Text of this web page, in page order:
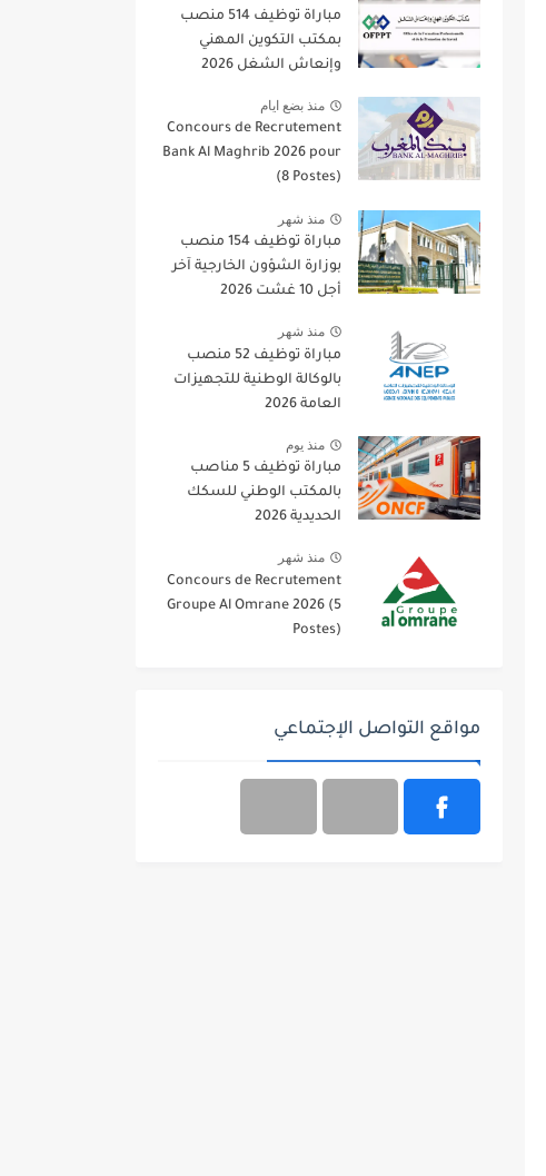
مباراة توظيف 514 منصب
بمكتب التكوين المهني
وإنعاش الشغل 2026
منذ بضع ايام
Concours de Recrutement
Bank Al Maghrib 2026 pour
(8 Postes)
منذ شهر
مباراة توظيف 154 منصب
بوزارة الشؤون الخارجية آخر
أجل 10 غشت 2026
منذ شهر
مباراة توظيف 52 منصب
بالوكالة الوطنية للتجهيزات
العامة 2026
منذ يوم
مباراة توظيف 5 مناصب
بالمكتب الوطني للسكك
الحديدية 2026
منذ شهر
Concours de Recrutement
Groupe Al Omrane 2026 (5
Postes)
مواقع التواصل الإجتماعي